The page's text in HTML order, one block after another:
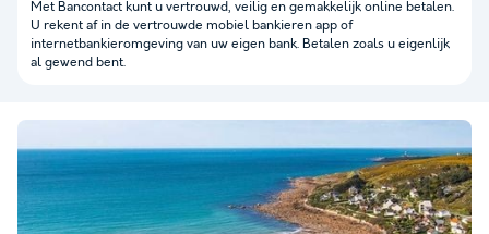
Met Bancontact kunt u vertrouwd, veilig en gemakkelijk online betalen.
U rekent af in de vertrouwde mobiel bankieren app of
internetbankieromgeving van uw eigen bank. Betalen zoals u eigenlijk
al gewend bent.